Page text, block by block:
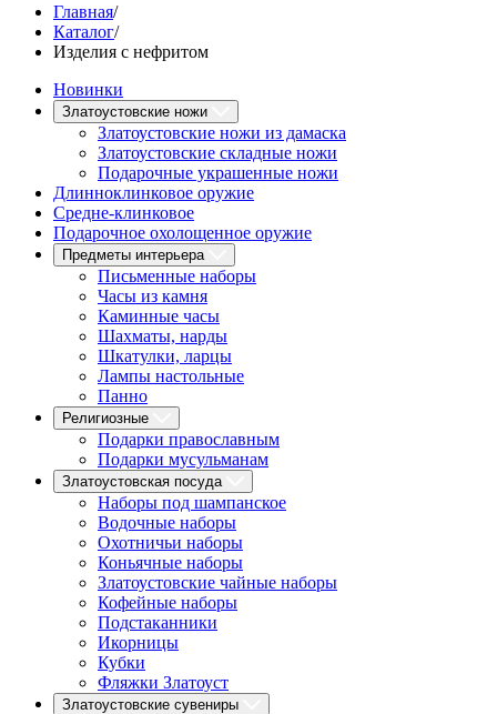
Главная/
Каталог/
Изделия с нефритом
Новинки
Златоустовские ножи
Златоустовские ножи из дамаска
Златоустовские складные ножи
Подарочные украшенные ножи
Длинноклинковое оружие
Средне-клинковое
Подарочное охолощенное оружие
Предметы интерьера
Письменные наборы
Часы из камня
Каминные часы
Шахматы, нарды
Шкатулки, ларцы
Лампы настольные
Панно
Религиозные
Подарки православным
Подарки мусульманам
Златоустовская посуда
Наборы под шампанское
Водочные наборы
Охотничьи наборы
Коньячные наборы
Златоустовские чайные наборы
Кофейные наборы
Подстаканники
Икорницы
Кубки
Фляжки Златоуст
Златоустовские сувениры